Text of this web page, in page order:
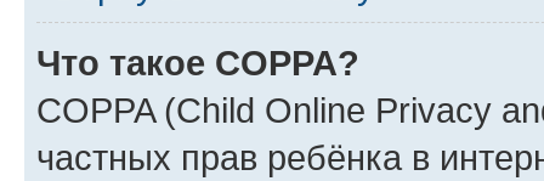
Что такое COPPA?
COPPA (Child Online Privacy
частных прав ребёнка в